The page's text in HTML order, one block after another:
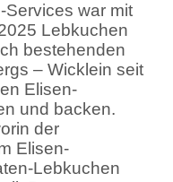
war mit
Lebkuchen
bestehenden
– Wicklein seit
Elisen-
und backen.
der
Elisen-
Lebkuchen